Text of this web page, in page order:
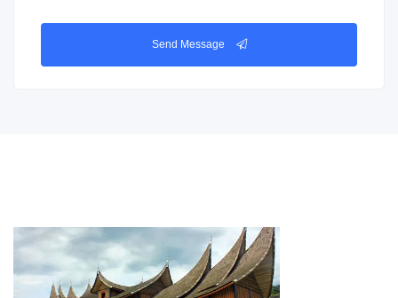
Send Message